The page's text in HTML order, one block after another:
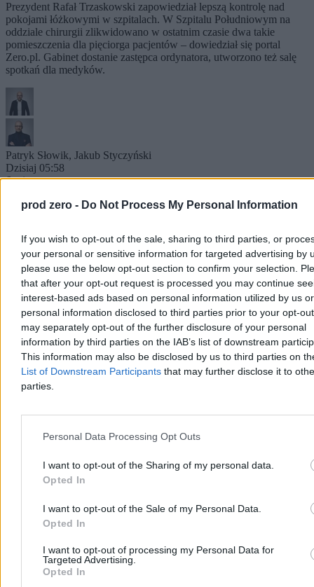
prod zero - Do Not Process My Personal Information
If you wish to opt-out of the sale, sharing to third parties, or
your personal or sensitive information for targeted advertising by
please use the below opt-out section to confirm your selection.
that after your opt-out request is processed you may continue
interest-based ads based on personal information utilized by us or
personal information disclosed to third parties prior to your opt-
may separately opt-out of the further disclosure of your personal
information by third parties on the IAB’s list of downstream
This information may also be disclosed by us to third parties on
List of Downstream Participants that may further disclose it to
parties.
Personal Data Processing Opt Outs
I want to opt-out of the Sharing of my personal data.
Opted In
I want to opt-out of the Sale of my Personal Data.
Opted In
I want to opt-out of processing my Personal Data for
Targeted Advertising.
Opted In
Prezydent Rafał Trzaskowski zapowiedział lepszą kontrolę nad
pokojami łóżkowymi w szpitalach. W Szpitalu Południowym na
oddziale chirurgii zlikwidowano w ostatnim czasie dwa takie
pomieszczenia dla pięciorga pacjentów – dowiedział się portal
Zero.pl. Gabinet dostanie zastępca ordynatora, utworzono też salę
spotkań dla medyków.
Patryk Słowik, Jakub Styczyński
Dzisiaj 05:58
6 min
Reklama
Kraj